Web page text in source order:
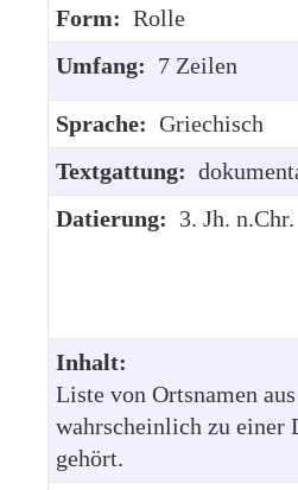
Form: Rolle
Umfang: 7 Zeilen
Sprache: Griechisch
Textgattung:
Datierung: 3. Jh. n.Chr.
Inhalt:
Liste von Ortsnamen
wahrscheinlich zu einer
gehört.